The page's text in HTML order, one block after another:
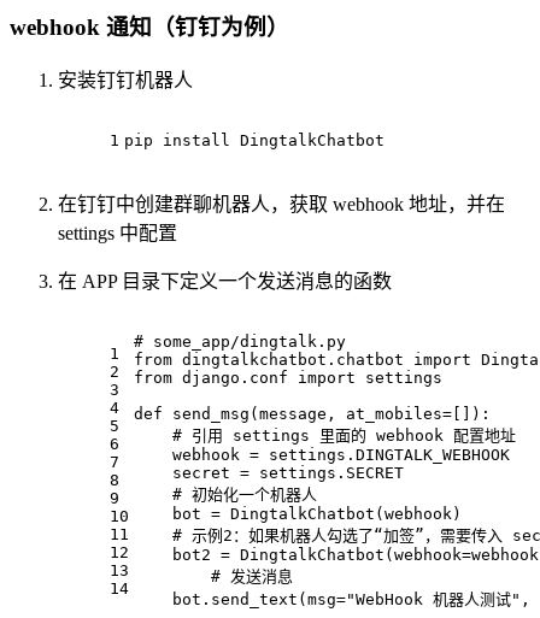
webhook 通知（钉钉为例）
安装钉钉机器人
1 pip install DingtalkChatbot
在钉钉中创建群聊机器人，获取 webhook 地址，并在
settings 中配置
在 APP 目录下定义一个发送消息的函数
1
2
3
4
5
6
7
8
9
10
11
12
13
14
# some_app/dingtalk.py
from dingtalkchatbot.chatbot import
from django.conf import settings
def
send_msg ( message, at_mobiles=[]
):
# 引用 settings 里面的 webhook 配置地址
    webhook = settings.DINGTALK_WEBHOOK
    secret = settings.SECRET
# 初始化一个机器人
    bot = DingtalkChatbot(webhook)
# 示例2：如果机器人勾选了“加签”，需要传入
bot2 =
# 发送消息
    bot.send_text(msg=
"WebHook 机器人测试" ,